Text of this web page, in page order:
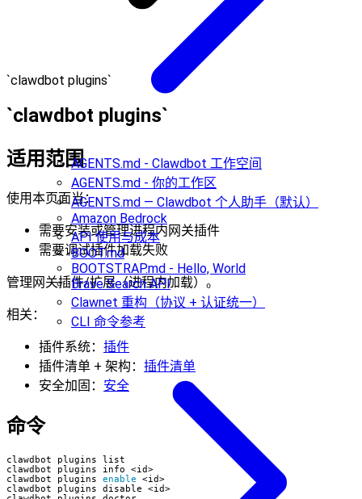
AGENTS.md - Clawdbot 工作空间
AGENTS.md - 你的工作区
AGENTS.md — Clawdbot 个人助手（默认）
Amazon Bedrock
API 使用与成本
BOOT.md
BOOTSTRAP.md - Hello, World
Brave Search API
Clawnet 重构（协议 + 认证统一）
CLI 命令参考
`clawdbot plugins`
`clawdbot plugins`
适用范围
使用本页面当：
需要安装或管理进程内网关插件
需要调试插件加载失败
管理网关插件/扩展（进程内加载）。
相关：
插件系统： 插件
插件清单 + 架构： 插件清单
安全加固： 安全
命令
clawdbot plugins enable